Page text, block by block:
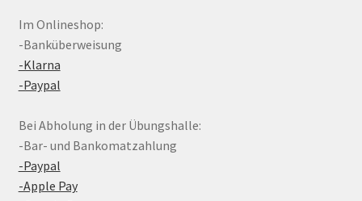
Im Onlineshop:
-Banküberweisung
-Klarna
-Paypal
Bei Abholung in der Übungshalle:
-Bar- und Bankomatzahlung
-Paypal
-Apple Pay